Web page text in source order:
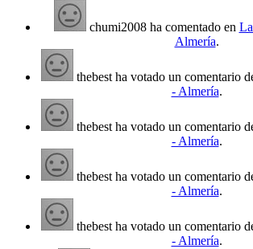
chumi2008 ha comentado en
Almería.
thebest ha votado un comentario
- Almería.
thebest ha votado un comentario
- Almería.
thebest ha votado un comentario
- Almería.
thebest ha votado un comentario
- Almería.